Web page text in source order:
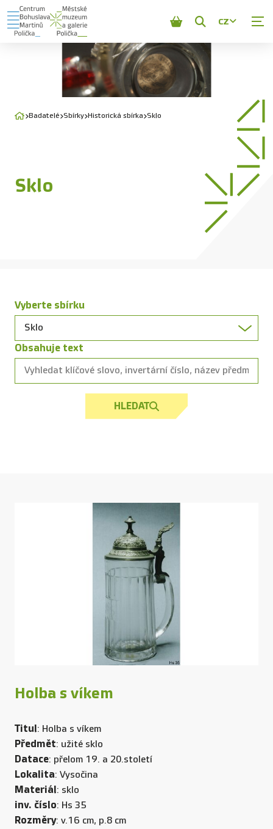
Zobrazit
vyhledávání
CZ
Badatelé Sbírky Historická sbírka Sklo
Sklo
Vyberte sbírku
Obsahuje text
HLEDAT
Holba s víkem
Titul: Holba s víkem
Předmět: užité sklo
Datace: přelom 19. a 20.století
Lokalita: Vysočina
Materiál: sklo
inv. číslo: Hs 35
Rozměry: v.16 cm, p.8 cm